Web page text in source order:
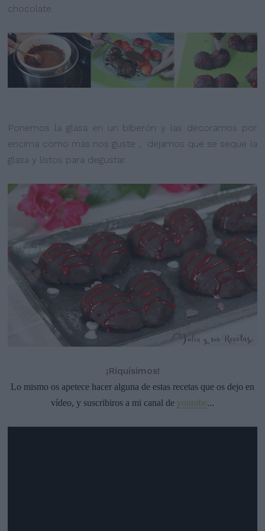
chocolate.
Ponemos la glasa en un biberón y las decoramos por
encima como más nos guste , dejamos que se seque la
glasa y listos para degustar.
¡Riquísimos!
Lo mismo os apetece hacer alguna de estas recetas que os dejo en
vídeo, y suscribiros a mi canal de youtube...